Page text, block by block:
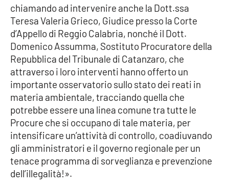
chiamando ad intervenire anche la Dott.ssa
Teresa Valeria Grieco, Giudice presso la Corte
d’Appello di Reggio Calabria, nonché il Dott.
Domenico Assumma, Sostituto Procuratore della
Repubblica del Tribunale di Catanzaro, che
attraverso i loro interventi hanno offerto un
importante osservatorio sullo stato dei reati in
materia ambientale, tracciando quella che
potrebbe essere una linea comune tra tutte le
Procure che si occupano di tale materia, per
intensificare un’attività di controllo, coadiuvando
gli amministratori e il governo regionale per un
tenace programma di sorveglianza e prevenzione
dell’illegalità!».